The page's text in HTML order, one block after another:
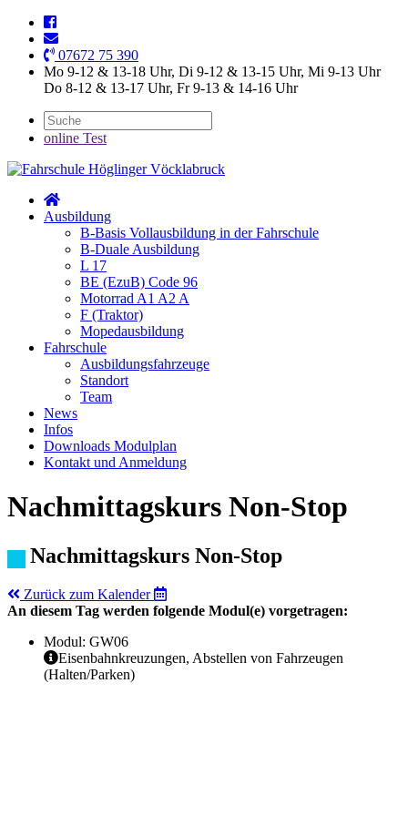
07672 75 390
Mo 9-12 & 13-18 Uhr, Di 9-12 & 13-15 Uhr, Mi 9-13 Uhr
Do 8-12 & 13-17 Uhr, Fr 9-13 & 14-16 Uhr
online Test
Ausbildung
B-Basis Vollausbildung in der Fahrschule
B-Duale Ausbildung
L 17
BE (EzuB) Code 96
Motorrad A1 A2 A
F (Traktor)
Mopedausbildung
Fahrschule
Ausbildungsfahrzeuge
Standort
Team
News
Infos
Downloads Modulplan
Kontakt und Anmeldung
Nachmittagskurs Non-Stop
Nachmittagskurs Non-Stop
Zurück zum Kalender
An diesem Tag werden folgende Modul(e) vorgetragen:
Modul: GW06
Eisenbahnkreuzungen, Abstellen von Fahrzeugen
(Halten/Parken)